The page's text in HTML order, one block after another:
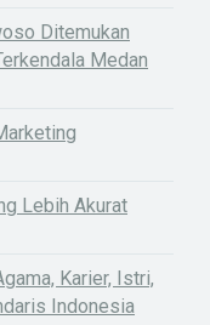
Ditemukan
Medan
Lebih Akurat
Karier, Istri,
Indonesia